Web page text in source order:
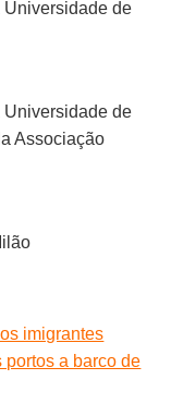
Universidade de
Universidade de
Associação
imigrantes
portos a barco de